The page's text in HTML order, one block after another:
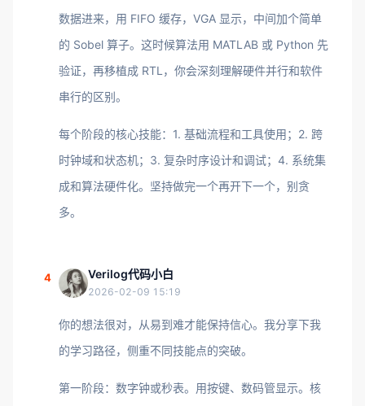
数据进来，用 FIFO 缓存，VGA 显示，中间加个简单
的 Sobel 算子。这时候算法用 MATLAB 或 Python 先
验证，再移植成 RTL，你会深刻理解硬件并行和软件
串行的区别。
每个阶段的核心技能：1. 基础流程和工具使用；2. 跨
时钟域和状态机；3. 复杂时序设计和调试；4. 系统集
成和算法硬件化。坚持做完一个再开下一个，别贪
多。
4 Verilog代码小白
2026-02-09 15:19
你的想法很对，从易到难才能保持信心。我分享下我
的学习路径，侧重不同技能点的突破。
第一阶段：数字钟或秒表。用按键、数码管显示。核